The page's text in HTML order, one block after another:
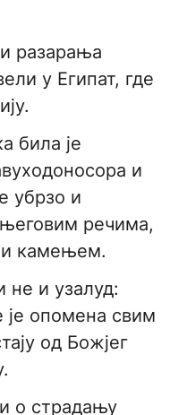
разарања
у Египат, где
била је
и
убрзо и
речима,
камењем.
не и узалуд:
је опомена свим
од Божјег
о страдању